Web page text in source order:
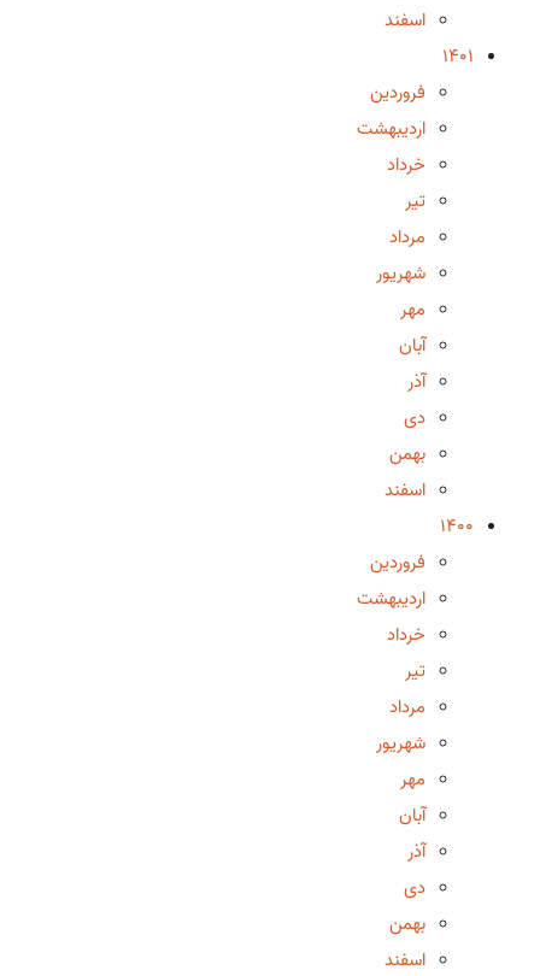
اسفند
1401
فروردین
اردیبهشت
خرداد
تیر
مرداد
شهریور
مهر
آبان
آذر
دی
بهمن
اسفند
1400
فروردین
اردیبهشت
خرداد
تیر
مرداد
شهریور
مهر
آبان
آذر
دی
بهمن
اسفند